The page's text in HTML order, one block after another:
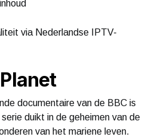
via Nederlandse IPTV-
documentaire van de BBC is
duikt in de geheimen van de
van het mariene leven.